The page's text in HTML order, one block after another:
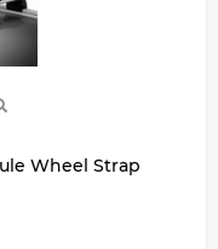
Wheel Strap